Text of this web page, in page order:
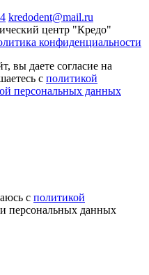
kredodent@mail.ru
центр "Кредо"
конфиденциальности
вы даете согласие на
с политикой
персональных данных
с политикой
персональных данных